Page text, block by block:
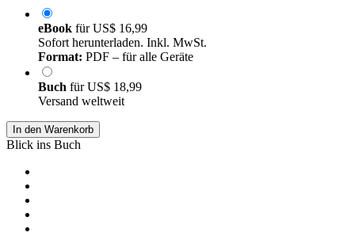
eBook fürUS$ 16,99
Sofort herunterladen. Inkl. MwSt.
Format: PDF – für alle Geräte
Buch fürUS$ 18,99
Versand weltweit
In den Warenkorb
Blick ins Buch